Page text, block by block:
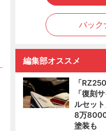
バック
編集部オススメ
「
「復刻
ルセッ
8万
塗装も